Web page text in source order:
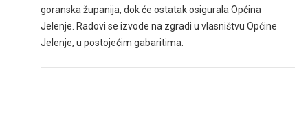
goranska županija, dok će ostatak osigurala Općina
Jelenje. Radovi se izvode na zgradi u vlasništvu Općine
Jelenje, u postojećim gabaritima.